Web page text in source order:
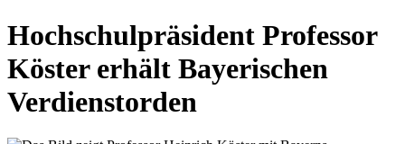
Hochschulpräsident Professor
Köster erhält Bayerischen
Verdienstorden